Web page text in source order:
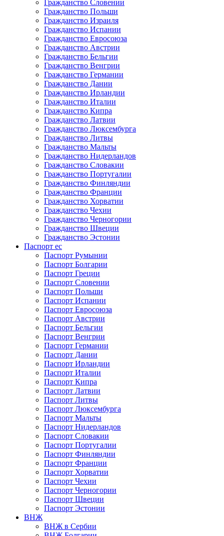
Гражданство Словении
Гражданство Польши
Гражданство Израиля
Гражданство Испании
Гражданство Евросоюза
Гражданство Австрии
Гражданство Бельгии
Гражданство Венгрии
Гражданство Германии
Гражданство Дании
Гражданство Ирландии
Гражданство Италии
Гражданство Кипра
Гражданство Латвии
Гражданство Люксембурга
Гражданство Литвы
Гражданство Мальты
Гражданство Нидерландов
Гражданство Словакии
Гражданство Португалии
Гражданство Финляндии
Гражданство Франции
Гражданство Хорватии
Гражданство Чехии
Гражданство Черногории
Гражданство Швеции
Гражданство Эстонии
Паспорт ес
Паспорт Румынии
Паспорт Болгарии
Паспорт Греции
Паспорт Словении
Паспорт Польши
Паспорт Испании
Паспорт Евросоюза
Паспорт Австрии
Паспорт Бельгии
Паспорт Венгрии
Паспорт Германии
Паспорт Дании
Паспорт Ирландии
Паспорт Италии
Паспорт Кипра
Паспорт Латвии
Паспорт Литвы
Паспорт Люксембурга
Паспорт Мальты
Паспорт Нидерландов
Паспорт Словакии
Паспорт Португалии
Паспорт Финляндии
Паспорт Франции
Паспорт Хорватии
Паспорт Чехии
Паспорт Черногории
Паспорт Швеции
Паспорт Эстонии
ВНЖ
ВНЖ в Сербии